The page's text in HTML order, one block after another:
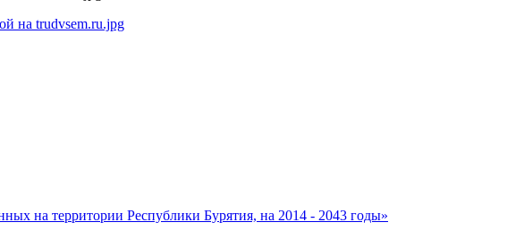
на территории Республики Бурятия, на 2014 - 2043 годы»